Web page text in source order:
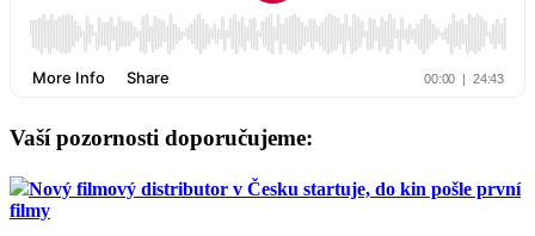
Vaší pozornosti doporučujeme:
Nový filmový distributor v Česku startuje, do kin pošle první
filmy